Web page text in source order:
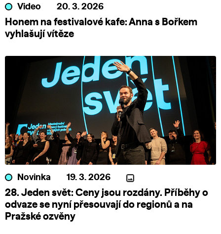
Video 20. 3. 2026
Honem na festivalové kafe: Anna s Bořkem
vyhlašují vítěze
Novinka 19. 3. 2026
28. Jeden svět: Ceny jsou rozdány. Příběhy o
odvaze se nyní přesouvají do regionů a na
Pražské ozvěny